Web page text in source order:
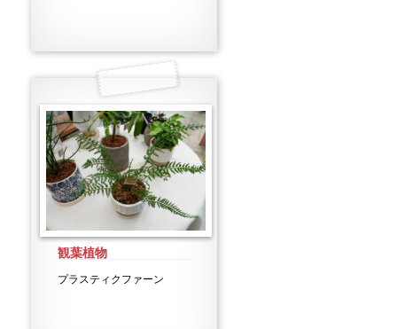
観葉植物
プラスティクファーン